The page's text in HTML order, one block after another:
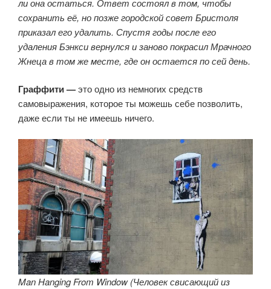
ли она остаться. Ответ состоял в том, чтобы
сохранить её, но позже городской совет Бристоля
приказал его удалить. Спустя годы после его
удаления Бэнкси вернулся и заново покрасил Мрачного
Жнеца в том же месте, где он остается по сей день.
Граффити —это одно из немногих средств
самовыражения, которое ты можешь себе позволить,
даже если ты не имеешь ничего.
Man Hanging From Window (Человек свисающий из